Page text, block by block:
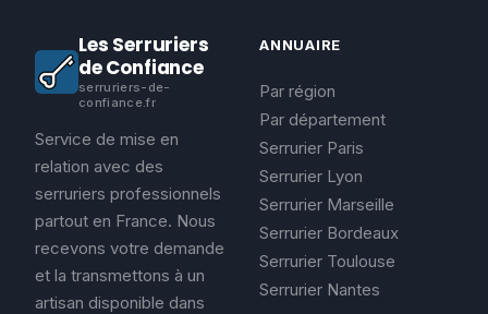
Les Serruriers
de Confiance
serruriers-de-
confiance.fr
Service de mise en
relation avec des
serruriers professionnels
partout en France. Nous
recevons votre demande
et la transmettons à un
artisan disponible dans
ANNUAIRE
Par région
Par département
Serrurier Paris
Serrurier Lyon
Serrurier Marseille
Serrurier Bordeaux
Serrurier Toulouse
Serrurier Nantes